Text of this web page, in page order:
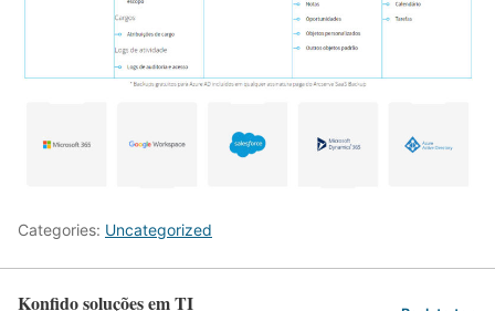
Categories: Uncategorized
Konfido soluções em TI